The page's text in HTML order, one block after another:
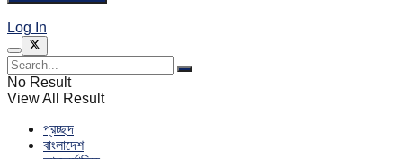
Log In
No Result
View All Result
প্রচ্ছদ
বাংলাদেশ